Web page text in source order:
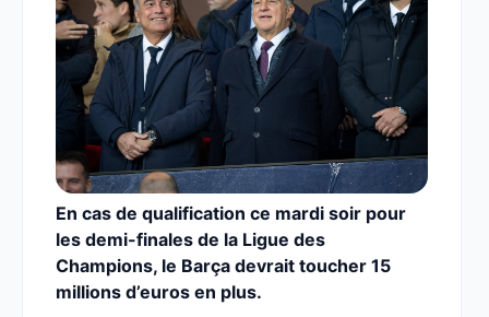
En cas de qualification ce mardi soir pour
les demi-finales de la Ligue des
Champions, le Barça devrait toucher 15
millions d’euros en plus.